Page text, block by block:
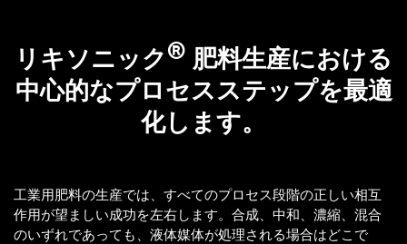
リキソニック® 肥料生産における
中心的なプロセスステップを最適
化します。
工業用肥料の生産では、すべてのプロセス段階の正しい相互
作用が望ましい成功を左右します。合成、中和、濃縮、混合
のいずれであっても、液体媒体が処理される場合はどこで